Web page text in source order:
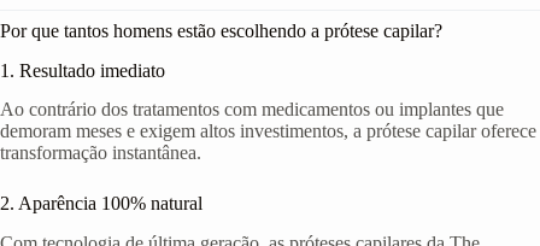
Por que tantos homens estão escolhendo a prótese capilar?
1. Resultado imediato
Ao contrário dos tratamentos com medicamentos ou implantes que
demoram meses e exigem altos investimentos, a prótese capilar oferece
transformação instantânea.
2. Aparência 100% natural